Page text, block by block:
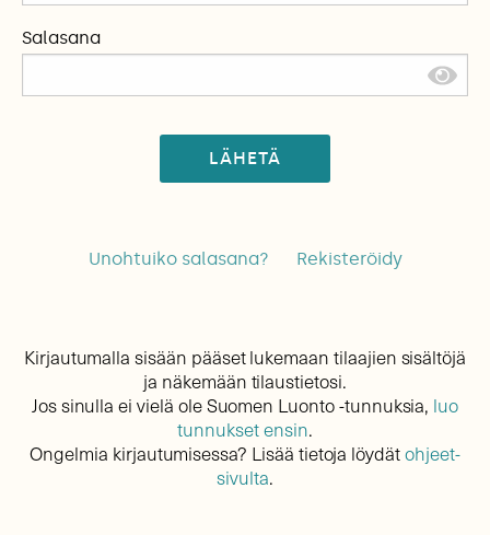
Salasana
LÄHETÄ
Unohtuiko salasana? Rekisteröidy
Kirjautumalla sisään pääset lukemaan tilaajien sisältöjä
ja näkemään tilaustietosi.
Jos sinulla ei vielä ole Suomen Luonto -tunnuksia, luo
tunnukset ensin.
Ongelmia kirjautumisessa? Lisää tietoja löydätohjeet-
sivulta.